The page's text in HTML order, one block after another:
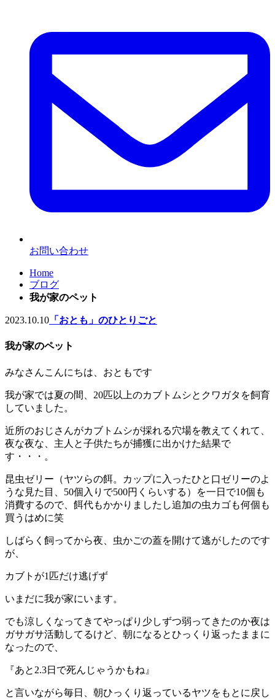
お問い合わせ
Home
ブログ
我が家のペット
2023.10.10 「おとも」のひとりごと
我が家のペット
みなさんこんにちは、おともです
我が家では夏の間、20匹以上のカブトムシとクワガタを飼育
していました。
近所のおじさんがカブトムシが採れる穴場を教えてくれて、
夜な夜な、主人と子供たちが捕獲に出かけた結果で
す・・・。
昆虫ゼリー（ヤツらの餌。カップに入ったひと口ゼリーのよ
うな見た目、50個入りで500円くらいする）を一日で10個も
消費するので、餌代もかかりましたし追加の虫カゴも何個も
買うはめに笑
しばらく飼ってから夜、虫かごの蓋を開けて逃がしたのです
が、
カブトが1匹だけ逃げず
いまだに我が家にいます。
でも涼しくなってきてやっぱり少しずつ弱ってきたのか夜は
ガサガサ活動してるけど、朝になるとひっくり返ったままに
なったので、
『あと2.3日で死んじゃうかもね』
と言いながら毎日、朝ひっくり返っているヤツをもとに戻し